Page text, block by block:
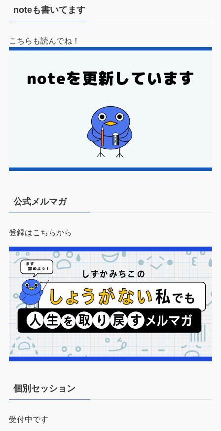
noteも書いてます
こちらも読んでね！
公式メルマガ
登録はこちらから
個別セッション
受付中です